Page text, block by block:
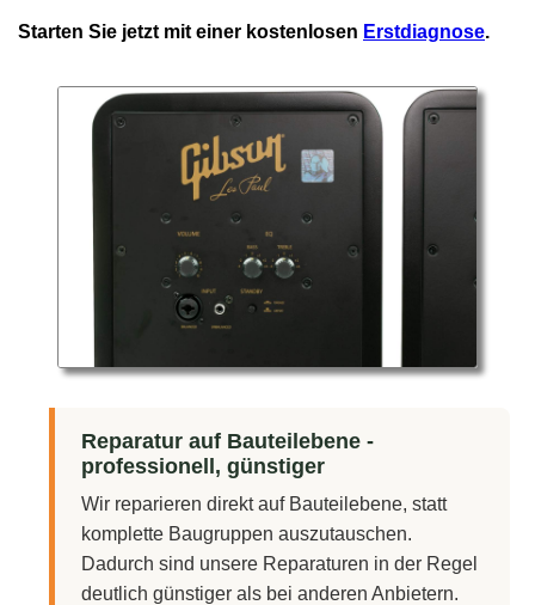
Starten Sie jetzt mit einer kostenlosen Erstdiagnose.
Reparatur auf Bauteilebene -
professionell, günstiger
Wir reparieren direkt auf Bauteilebene, statt
komplette Baugruppen auszutauschen.
Dadurch sind unsere Reparaturen in der Regel
deutlich günstiger als bei anderen Anbietern.